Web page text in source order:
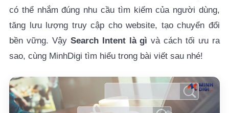
có thể nhắm đúng nhu cầu tìm kiếm của người dùng,
tăng lưu lượng truy cập cho website, tạo chuyển đổi
bền vững. Vậy Search Intent là gì và cách tối ưu ra
sao, cùng MinhDigi tìm hiểu trong bài viết sau nhé!